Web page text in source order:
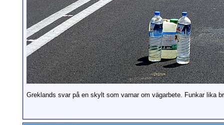
Greklands svar på en skylt som varnar om vägarbete. Funkar lika